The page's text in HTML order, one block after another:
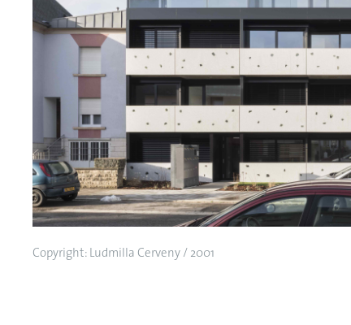
Copyright: Ludmilla Cerveny / 2001